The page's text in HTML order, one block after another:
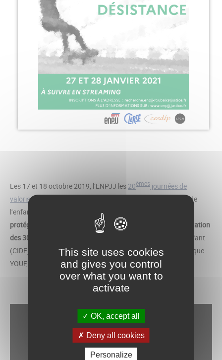
Les 17 et 18 octobre 2019, l’ENPJJ les 20èmes journées de
valorisation de la recherche
, étaient consacrées aux droits de
l’enfant. Intitulées «
Respecter les droits de l’enfant, est-ce
protéger l’enfant
? », elles s'inscrivaient en marge de la
célébration
des 30 ans
de la Convention internationale des droits de l’enfant
(CIDE). Elles ont été l’occasion de rendre hommage à Dominique
YOUF, philosophe spécialiste des droits de l’enfant.
This site uses cookies
and gives you control
over what you want to
activate
OK, accept all
Deny all cookies
Personalize